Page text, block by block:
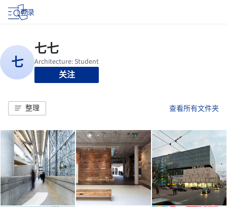
登录
关注
整理 查看所有文件夹